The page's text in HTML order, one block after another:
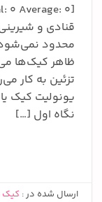
قنادی و
محدود
ظاهر کیک‌ها
تزئین به کار
یونولیت کیک
نگاه اول […]
ارسال شده در : کیک